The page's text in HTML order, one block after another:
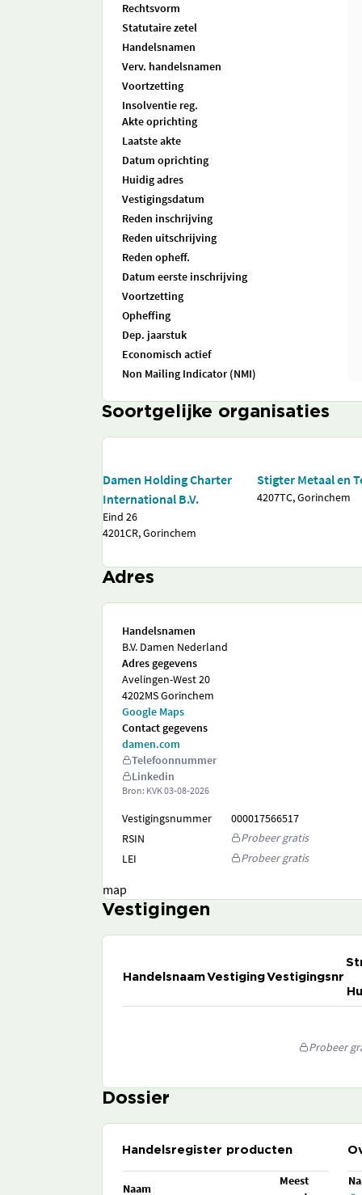
Rechtsvorm
Statutaire zetel
Handelsnamen
Verv. handelsnamen
Voortzetting
Insolventie reg.
Akte oprichting
Laatste akte
Datum oprichting
Huidig adres
Vestigingsdatum
Reden inschrijving
Reden uitschrijving
Reden opheff.
Datum eerste inschrijving
Voortzetting
Opheffing
Dep. jaarstuk
Economisch actief
Non Mailing Indicator (NMI)
Soortgelijke organisaties
Damen Holding Charter
International B.V.
Eind 26
4201CR, Gorinchem
Stigter Metaal en
4207TC, Gorinchem
Adres
Handelsnamen
B.V. Damen Nederland
Adres gegevens
Avelingen-West 20
4202MS Gorinchem
Google Maps
Contact gegevens
damen.com
Telefoonnummer
Linkedin
Bron: KVK03-08-2026
Vestigingsnummer
000017566517
RSIN
Probeer gratis
LEI
Probeer gratis
map
Vestigingen
HandelsnaamVestigingVestigingsnr
Probeer
Dossier
Handelsregister producten
Naam
Meest